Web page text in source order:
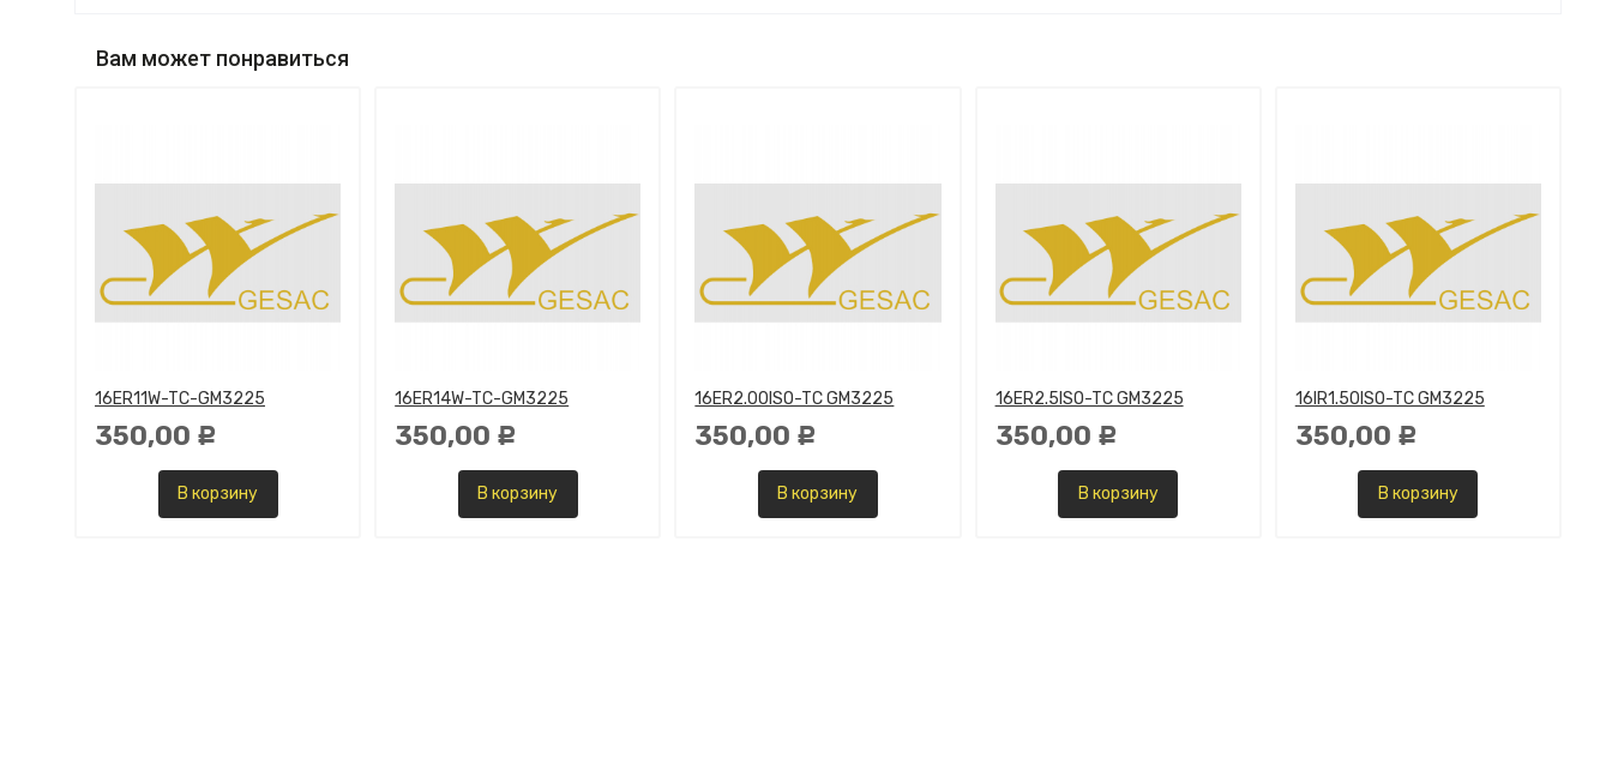
Вам может понравиться
16ER11W-TC-GM3225
350,00 Р
В корзину
16ER14W-TC-GM3225
350,00 Р
В корзину
16ER2.00ISO-TC GM3225
350,00 Р
В корзину
16ER2.5ISO-TC GM3225
350,00 Р
В корзину
16IR1.50ISO-TC GM3225
350,00 Р
В корзину